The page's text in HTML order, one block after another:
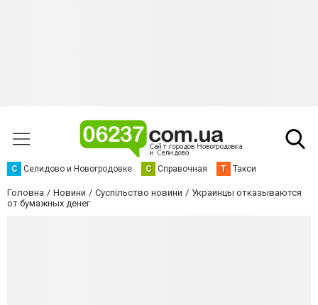
С Селидово и Новогродовке С Справочная Т Такси
Головна Новини Суспільство новини
Украинцы отказываются
от бумажных денег